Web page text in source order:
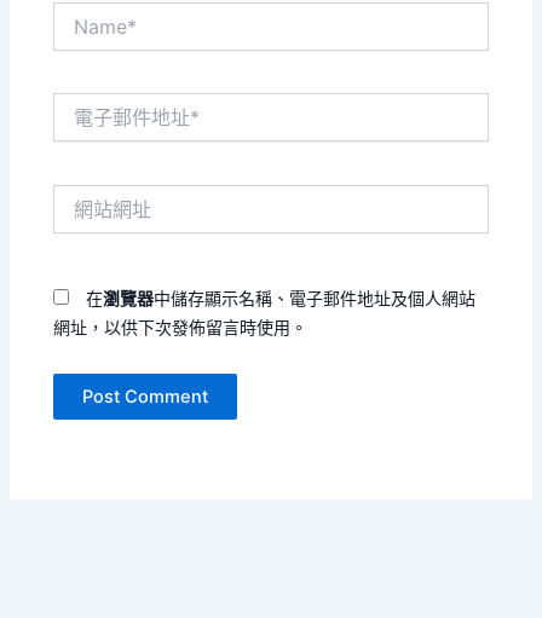
在瀏覽器中儲存顯示名稱、電子郵件地址及個人網站
網址，以供下次發佈留言時使用。